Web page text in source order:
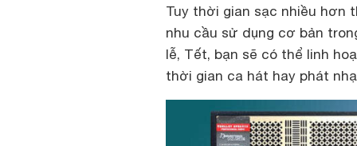
Tuy thời gian sạc nhiều hơn
nhu cầu sử dụng cơ bản
lễ, Tết, bạn sẽ có thể linh
thời gian ca hát hay phát